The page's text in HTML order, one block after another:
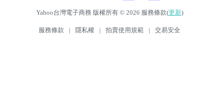
Yahoo台灣電子商務 版權所有 © 2026 服務條款(更新)
服務條款 | 隱私權 | 拍賣使用規範 | 交易安全